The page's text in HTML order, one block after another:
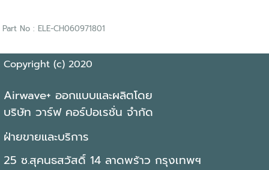
Part No : ELE-CH060971801
Copyright (c) 2020
Airwave+ ออกแบบและผลิตโดย
บริษัท วาร์ฟ คอร์ปอเรชั่น จำกัด
ฝ่ายขายและบริการ
25 ซ.สุคนธสวัสดิ์ 14 ลาดพร้าว กรุงเทพฯ